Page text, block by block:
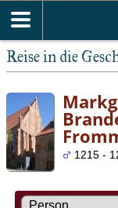
Reise in die
1215 -